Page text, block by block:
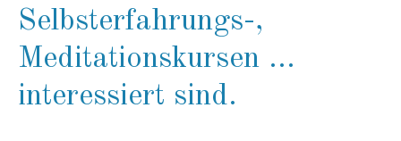
Selbsterfahrungs-,
Meditationskursen ...
interessiert sind.